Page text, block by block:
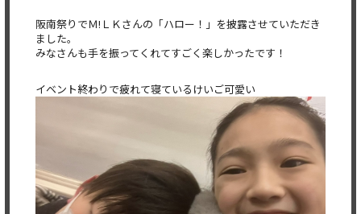
阪南祭りでＭ!ＬＫさんの「ハロー！」を披露させていただき
ました。
みなさんも手を振ってくれてすごく楽しかったです！
イベント終わりで疲れて寝ているけいご可愛い